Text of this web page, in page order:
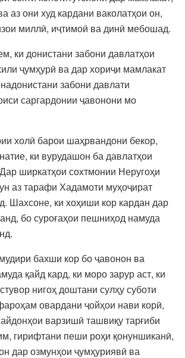
аз они худ кардани ваколатҳои он,
миллӣ, иҷтимоӣ ва динӣ мебошад.
ки донистани забони давлатҳои
ҷумҳурӣ ва дар хориҷи мамлакат
забони давлати
саргардонии ҷавонони мо
холӣ барои шаҳрвандони бекор,
ки вурудашон ба давлатҳои
ширкатҳои сохтмонии Неругоҳи
аз тарафи Хадамоти муҳоҷират
Шахсоне, ки хоҳиши кор кардан дар
бо суроғаҳои пешниҳод намуда
бахши кор бо ҷавонон ва
қайд кард, ки моро зарур аст, ки
нигоҳ доштани сулҳу суботи
овардани ҷойҳои нави корӣ,
варзишӣ ташвиқу тарғиби
гирифтани пеши роҳи қонуншиканӣ,
дар озмунҳои ҷумҳуриявӣ ва